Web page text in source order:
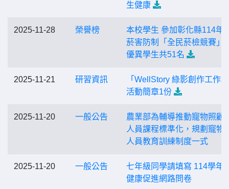
生健康
2025-11-28 榮譽榜
本校學生 參加彰化縣114年
菸害防制「全民菸檢競賽」
優異學生共51名
2025-11-21 研習資訊
「WellStory 綠影創作工作
活動簡章1份
2025-11-20 一般公告
農業部為輔導推動寵物照顧
人員課程標準化，規劃寵物
人員教育訓練制度一式
2025-11-20 一般公告
七年級同學請填寫 114學年
健康促進網路問卷